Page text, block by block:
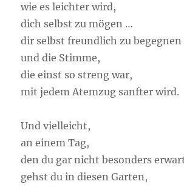
wie es leichter wird,
dich selbst zu mögen …
dir selbst freundlich zu
und die Stimme,
die einst so streng war,
mit jedem Atemzug sanfter wird.
Und vielleicht,
an einem Tag,
den du gar nicht besonders
gehst du in diesen Garten,